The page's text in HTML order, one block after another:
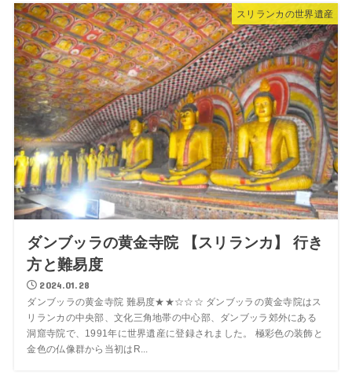
スリランカの世界遺産
ダンブッラの黄金寺院 【スリランカ】 行き
方と難易度
2024.01.28
ダンブッラの黄金寺院 難易度★★☆☆☆ ダンブッラの黄金寺院はス
リランカの中央部、文化三角地帯の中心部、ダンブッラ郊外にある
洞窟寺院で、1991年に世界遺産に登録されました。 極彩色の装飾と
金色の仏像群から当初はR...